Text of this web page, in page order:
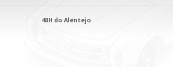
48H do Alentejo